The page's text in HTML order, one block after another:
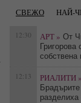
СВЕЖО НАЙ-
12:30 АРТ » От
Григорова
собствена
12:13 РИАЛИТИ »